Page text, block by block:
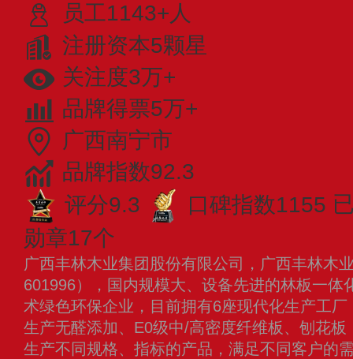
员工1143+人
注册资本5颗星
关注度3万+
品牌得票5万+
广西南宁市
品牌指数92.3
评分9.3
口碑指数1155
勋章17个
广西丰林木业集团股份有限公司，广西丰林木
601996），国内规模大、设备先进的林板一体
术绿色环保企业，目前拥有6座现代化生产工
生产无醛添加、E0级中/高密度纤维板、刨花
生产不同规格、指标的产品，满足不同客户的